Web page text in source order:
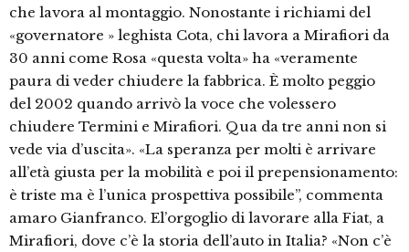
che lavora al montaggio. Nonostante i richiami del
«governatore » leghista Cota, chi lavora a Mirafiori da
30 anni come Rosa «questa volta» ha «veramente
paura di veder chiudere la fabbrica. È molto peggio
del 2002 quando arrivò la voce che volessero
chiudere Termini e Mirafiori. Qua da tre anni non si
vede via d’uscita». «La speranza per molti è arrivare
all’età giusta per la mobilità e poi il prepensionamento:
è triste ma è l’unica prospettiva possibile”, commenta
amaro Gianfranco. El’orgoglio di lavorare alla Fiat, a
Mirafiori, dove c’è la storia dell’auto in Italia? «Non c’è